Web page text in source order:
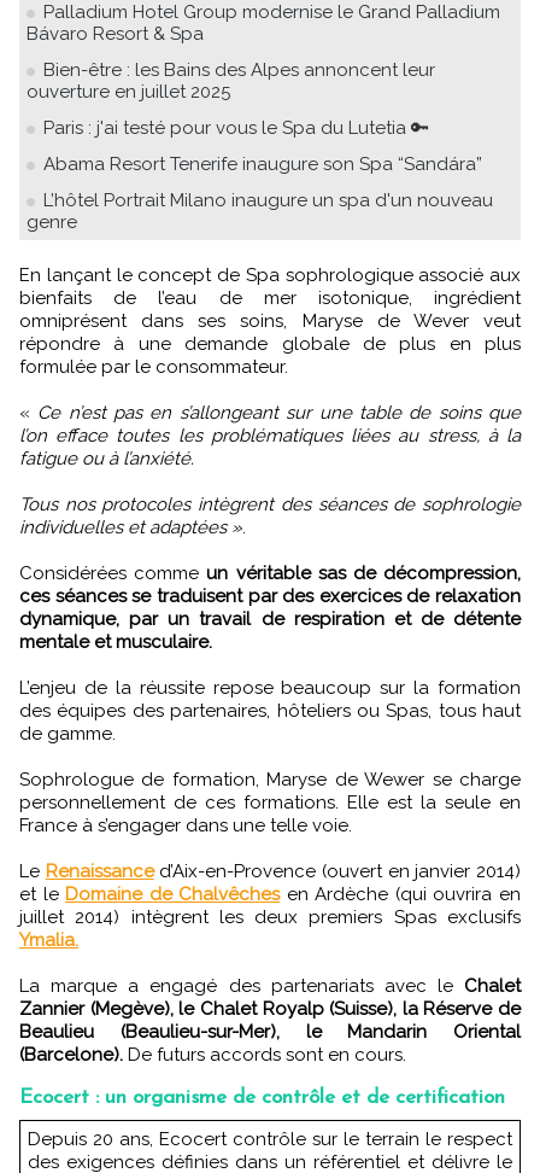
Palladium Hotel Group modernise le Grand Palladium
Bávaro Resort & Spa
Bien-être : les Bains des Alpes annoncent leur
ouverture en juillet 2025
Paris : j'ai testé pour vous le Spa du Lutetia 🔑
Abama Resort Tenerife inaugure son Spa “Sandára”
L’hôtel Portrait Milano inaugure un spa d'un nouveau
genre
En lançant le concept de Spa sophrologique associé aux
bienfaits de l’eau de mer isotonique, ingrédient
omniprésent dans ses soins, Maryse de Wever veut
répondre à une demande globale de plus en plus
formulée par le consommateur.
« Ce n’est pas en s’allongeant sur une table de soins que
l’on efface toutes les problématiques liées au stress, à la
fatigue ou à l’anxiété.
Tous nos protocoles intègrent des séances de sophrologie
individuelles et adaptées ».
Considérées commeun véritable sas de décompression,
ces séances se traduisent par des exercices de relaxation
dynamique, par un travail de respiration et de détente
mentale et musculaire.
L’enjeu de la réussite repose beaucoup sur la formation
des équipes des partenaires, hôteliers ou Spas, tous haut
de gamme.
Sophrologue de formation, Maryse de Wewer se charge
personnellement de ces formations. Elle est la seule en
France à s’engager dans une telle voie.
Le Renaissanced’Aix-en-Provence (ouvert en janvier 2014)
et le Domaine de Chalvêchesen Ardèche (qui ouvrira en
juillet 2014) intègrent les deux premiers Spas exclusifs
Ymalia.
La marque a engagé des partenariats avec le Chalet
Zannier (Megève), le Chalet Royalp (Suisse), la Réserve de
Beaulieu (Beaulieu-sur-Mer), le Mandarin Oriental
(Barcelone). De futurs accords sont en cours.
Ecocert : un organisme de contrôle et de certification
Depuis 20 ans, Ecocert contrôle sur le terrain le respect
des exigences définies dans un référentiel et délivre le